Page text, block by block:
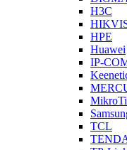
H3C
HPE
Huawei
IP-
TCL